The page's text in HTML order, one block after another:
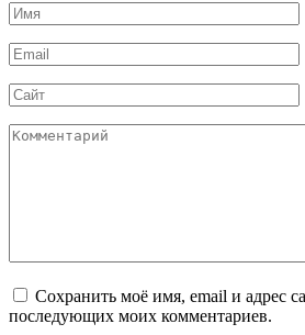
Имя
*
Email
*
Сайт
Комментарий
Сохранить моё имя, email и адрес
последующих моих комментариев.